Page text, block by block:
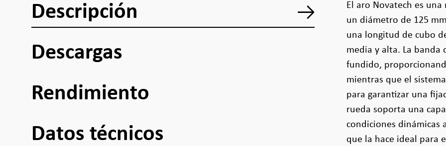
Descripción
Descargas
Rendimiento
Datos técnicos
El aro Novatech es
un diámetro de 125
una longitud de cubo
media y alta. La
fundido,
mientras que el
para garantizar una
rueda soporta una
condiciones dinámicas
que la hace ideal para